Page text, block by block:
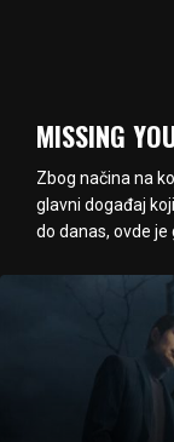
MISSING
Zbog načina na
glavni događaj
do danas, ovde